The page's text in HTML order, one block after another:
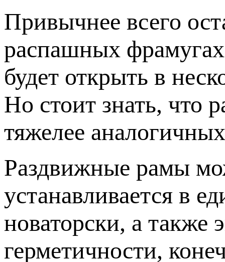
Привычнее всего
распашных
будет открыть в
Но стоит знать, что
тяжелее
Раздвижные рамы
устанавливается в
новаторски, а
герметичности,